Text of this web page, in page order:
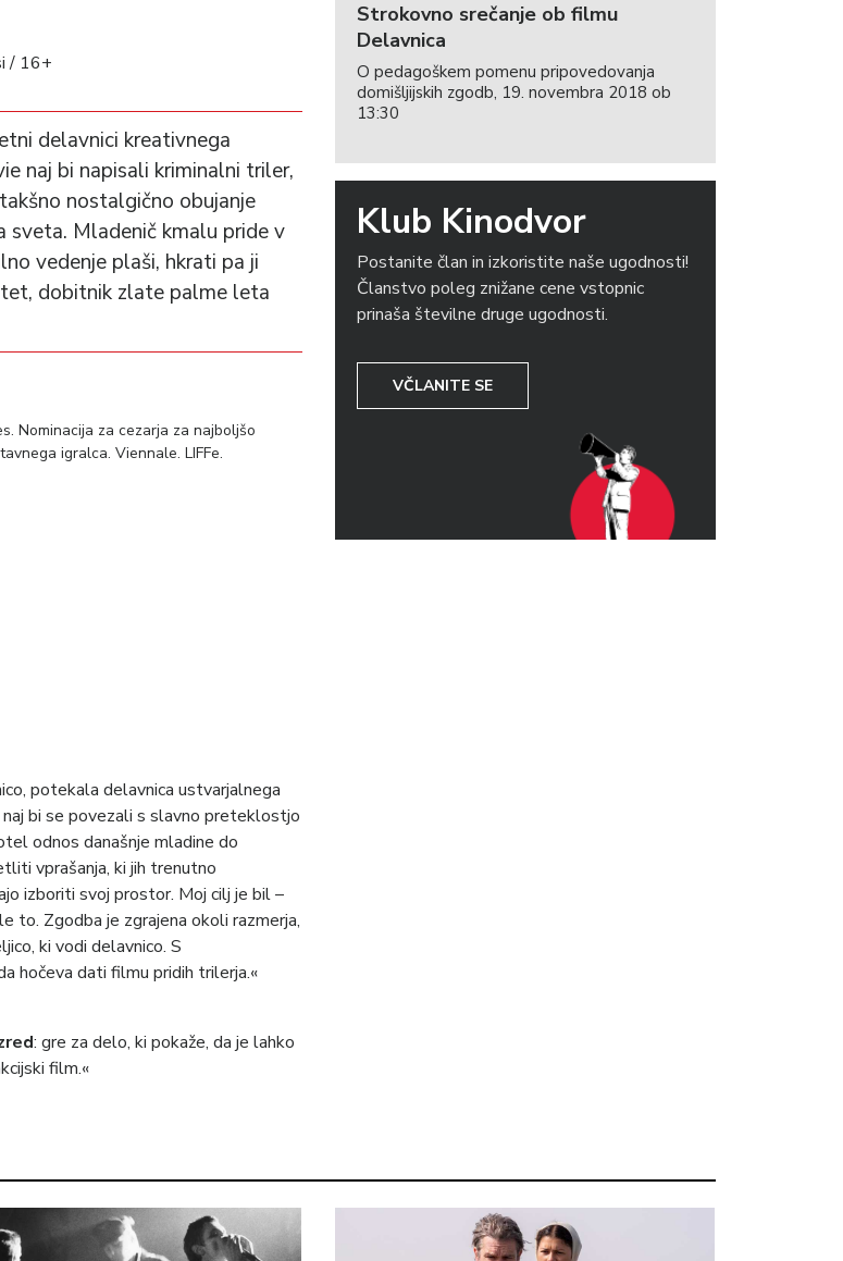
/ 16+
delavnici kreativnega
naj bi napisali kriminalni triler,
nostalgično obujanje
sveta. Mladenič kmalu pride v
vedenje plaši, hkrati pa ji
dobitnik zlate palme leta
Nominacija za cezarja za najboljšo
igralca. Viennale. LIFFe.
potekala delavnica ustvarjalnega
bi se povezali s slavno preteklostjo
odnos današnje mladine do
vprašanja, ki jih trenutno
izboriti svoj prostor. Moj cilj je bil –
to. Zgodba je zgrajena okoli razmerja,
ki vodi delavnico. S
hočeva dati filmu pridih trilerja.«
: gre za delo, ki pokaže, da je lahko
film.«
Strokovno srečanje ob filmu
Delavnica
O pedagoškem pomenu pripovedovanja
domišljijskih zgodb, 19. novembra 2018 ob
13:30
Klub Kinodvor
Postanite član in izkoristite naše ugodnosti!
Članstvo poleg znižane cene vstopnic
prinaša številne druge ugodnosti.
VČLANITE SE